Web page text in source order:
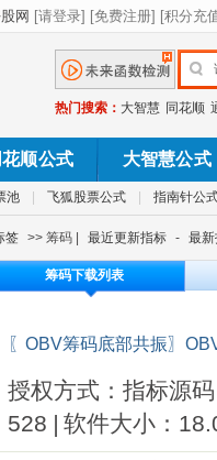
热门搜索： 大智慧 同花顺
花顺公式 大智慧公式
池 飞狐股票公式 指南针公
签 >> 筹码 | 最近更新指标 - 最
筹码下载列表
〖OBV筹码底部共振〗
授权方式：指标源码
528 | 软件大小：